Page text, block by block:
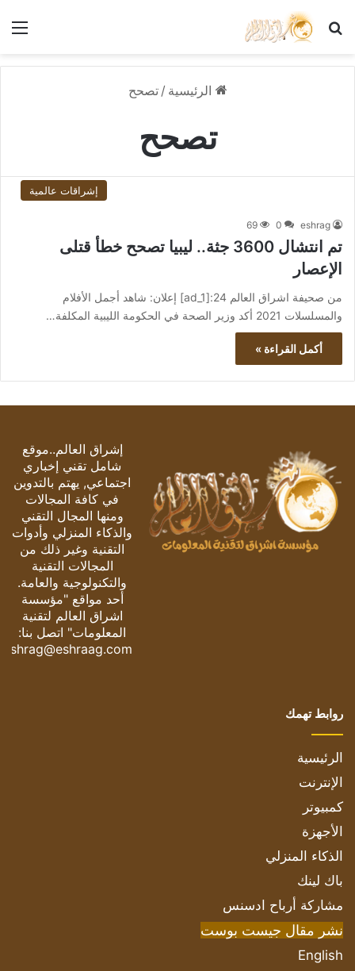
بحث عن
الرئيسية / تصحح
تصحح
إشراقات عالمية
eshrag
0
69
تم انتشال 3600 جثة.. ليبيا تصحح خطأ قتلى
الإعصار
من صحيفة اشراق العالم 24:[ad_1] إعلان: شاهد أجمل الأفلام
والمسلسلات 2021 أكد وزير الصحة في الحكومة الليبية المكلفة…
أكمل القراءة »
إشراق العالم..موقع
شامل تقني إخباري
اجتماعي, يهتم بالتدوين
في كافة المجالات
ومنها المجال التقني
والذكاء المنزلي وأدوات
التقنية وغير ذلك من
المجالات التقنية
والتكنولوجية والعامة.
أحد مواقع "مؤسسة
اشراق العالم لتقنية
المعلومات" اتصل بنا:
eshrag@eshraag.com
روابط تهمك
الرئيسية
الإنترنت
كمبيوتر
الأجهزة
الذكاء المنزلي
باك لينك
مشاركة أرباح ادسنس
نشر مقال جيست بوست
English